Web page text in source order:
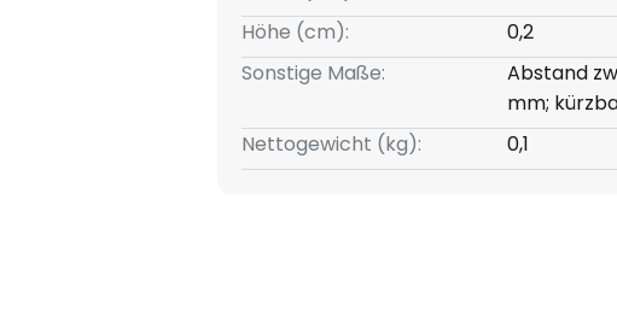
Höhe (cm):
0,2
Sonstige Maße:
Abstand
mm;
Nettogewicht (kg):
0,1